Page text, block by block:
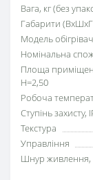
Вага, кг (без
Габарити
Модель
Номінальна
Площа
H=2,50
Робоча
Ступінь захисту,
Текстура
Управління
Шнур живлення,